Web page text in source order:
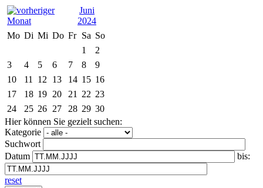
Juni
2024
Mo Di Mi Do Fr Sa So
1
2
3
4 5 6 7 8
9
10
11 12 13 14 15 16
17
18 19 20 21 22 23
24
25 26 27 28 29 30
Hier können Sie gezielt suchen:
Kategorie
Suchwort
Datum
bis:
reset